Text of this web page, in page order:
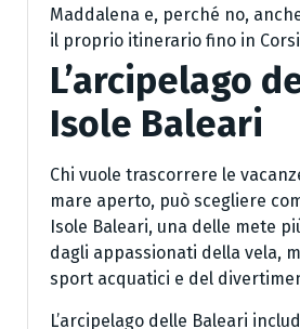
Maddalena e, perché no,
il proprio itinerario fino in
L’arcipelago
Isole Baleari
Chi vuole trascorrere le
mare aperto, può scegliere
Isole Baleari, una delle mete
dagli appassionati della vela,
sport acquatici e del
L’arcipelago delle Baleari